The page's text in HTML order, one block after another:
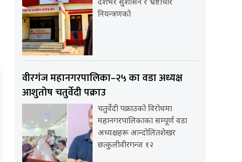
देशभर सुशासन र भ्रष्टाचार
नियन्त्रणको
वीरगंज महानगरपालिका–२५ का वडा अध्यक्ष
आशुतोष चतुर्वेदी पक्राउ
चतुर्वेदी पक्राउको विरोधमा
महानगरपालिकाका सम्पूर्ण वडा
अध्यक्षहरू आन्दोलितशेखर
छत्कुलीवीरगन्ज १२